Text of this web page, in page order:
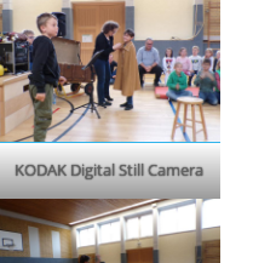
KODAK Digital Still Camera